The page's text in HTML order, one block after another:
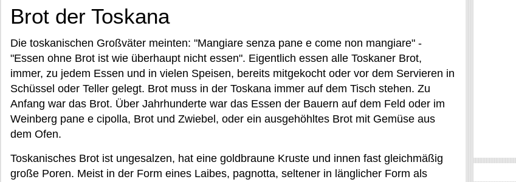
Brot der Toskana
Die toskanischen Großväter meinten: "Mangiare senza pane e come non mangiare" -
"Essen ohne Brot ist wie überhaupt nicht essen". Eigentlich essen alle Toskaner Brot,
immer, zu jedem Essen und in vielen Speisen, bereits mitgekocht oder vor dem Servieren in
Schüssel oder Teller gelegt. Brot muss in der Toskana immer auf dem Tisch stehen. Zu
Anfang war das Brot. Über Jahrhunderte war das Essen der Bauern auf dem Feld oder im
Weinberg pane e cipolla, Brot und Zwiebel, oder ein ausgehöhltes Brot mit Gemüse aus
dem Ofen.
Toskanisches Brot ist ungesalzen, hat eine goldbraune Kruste und innen fast gleichmäßig
große Poren. Meist in der Form eines Laibes, pagnotta, seltener in länglicher Form als